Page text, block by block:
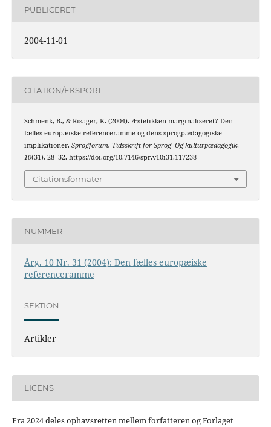
PUBLICERET
2004-11-01
CITATION/EKSPORT
Schmenk, B., & Risager, K. (2004). Æstetikken marginaliseret? Den
fælles europæiske referenceramme og dens sprogpædagogiske
implikationer. Sprogforum. Tidsskrift for Sprog- Og kulturpædagogik,
10(31), 28–32. https://doi.org/10.7146/spr.v10i31.117238
Citationsformater
NUMMER
Årg. 10 Nr. 31 (2004): Den fælles europæiske
referenceramme
SEKTION
Artikler
LICENS
Fra 2024 deles ophavsretten mellem forfatteren og Forlaget